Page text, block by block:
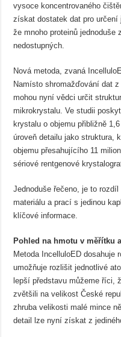
vysoce koncentrovaného
získat dostatek dat pro určení
že mnoho proteinů jednoduše
nedostupných.
Nová metoda, zvaná
Namísto shromažďování dat
mohou nyní vědci určit
mikrokrystalu. Ve studii
krystalu o objemu přibližně
úroveň detailu jako struktura,
objemu přesahujícího 11
sériové rentgenové
Jednoduše řečeno, je to
materiálu a prací s jedinou
klíčové informace.
Pohled na hmotu v měřítku
Metoda IncelluloED dosahuje
umožňuje rozlišit jednotlivé
lepší představu můžeme říci,
zvětšili na velikost České
zhruba velikosti malé mince
detail lze nyní získat z